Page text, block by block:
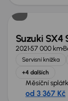
Suzuki SX4
202157 000 km
Servisní knížka
+4 dalších
Měsíční
od 3 367 Kč
Zlevněno o 10